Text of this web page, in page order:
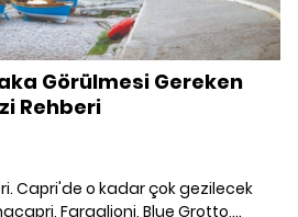
Görülmesi Gereken
Rehberi
Capri'de o kadar çok gezilecek
Faraglioni, Blue Grotto,